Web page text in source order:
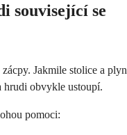
související se
Jakmile stolice a plyn
hrudi obvykle ustoupí.
pomoci: